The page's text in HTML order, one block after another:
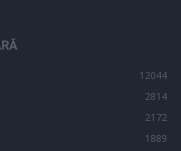
12044
2814
2172
1889